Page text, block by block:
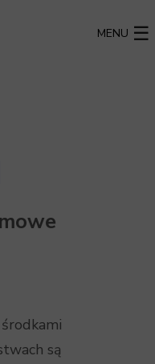
MENU
są